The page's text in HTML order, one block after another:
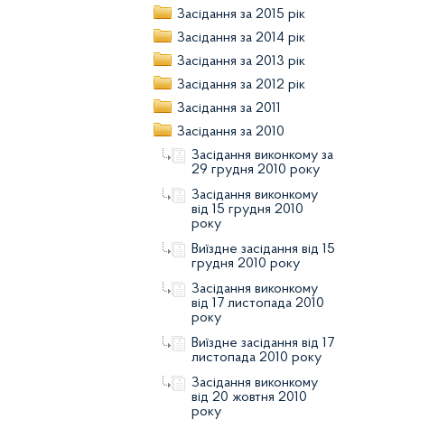
Засідання за 2015 рік
Засідання за 2014 рік
Засідання за 2013 рік
Засідання за 2012 рік
Засідання за 2011
Засідання за 2010
Засідання виконкому за
29 грудня 2010 року
Засідання виконкому
від 15 грудня 2010
року
Виїздне засідання від 15
грудня 2010 року
Засідання виконкому
від 17 листопада 2010
року
Виїздне засідання від 17
листопада 2010 року
Засідання виконкому
від 20 жовтня 2010
року